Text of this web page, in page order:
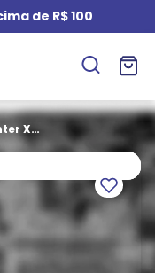
de R$ 100
X
- 2ª